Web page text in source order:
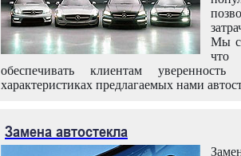
Мы
что
обеспечивать клиентам
характеристиках предлагаемых нами
Замена автостекла